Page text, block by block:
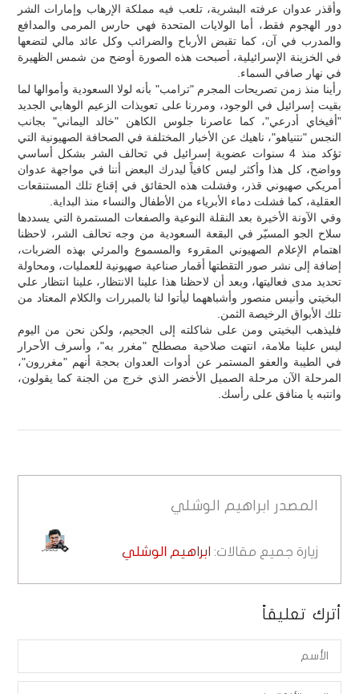
وأقذر عدوان عرفته البشرية، تلعب فيه مملكة الإرهاب وإمارات الشر
دور الهجوم فقط، أما الولايات المتحدة فهي حارس المرمى والمدافع
والمدرب في آن، كما تقبض الأرباح والضرائب وكل عائد مالي لتضعها
في الخزينة الإسرائيلية، أصبحت هذه الصورة أوضح من شمس الظهيرة
في نهار صافي السماء.
رأينا منذ زمن تصريحات المجرم "ترامب" بأنه لولا السعودية وأموالها لما
بقيت إسرائيل في الوجود، ومررنا على تعويذات الزعيم الوهابي الجديد
"أفيخاي أدرعي"، كما عاصرنا جلوس الكاهن "خالد اليماني" بجانب
النجس "نتنياهو"، ناهيك عن الأخبار المختلفة في الصحافة الصهيونية التي
تؤكد منذ 4 سنوات عضوية إسرائيل في تحالف الشر بشكل أساسي
وواضح، كل هذا وأكثر ليس كافياً ليدرك البعض أننا في مواجهة عدوان
أمريكي صهيوني قذر، وفشلت هذه الحقائق في إقناع تلك المستنقعات
العقلية، كما فشلت دماء الأبرياء من الأطفال والنساء منذ البداية.
وفي الآونة الأخيرة بعد النقلة النوعية والصفعات المستمرة التي يسددها
سلاح الجو المسيّر في البقعة السعودية من وجه تحالف الشر، لاحظنا
اهتمام الإعلام الصهيوني المقروء والمسموع والمرئي بهذه الضربات،
إضافة إلى نشر صور التقطتها أقمار صناعية صهيونية للعمليات، ومحاولة
تحديد مدى فعاليتها، وبعد أن لاحظنا هذا علينا الانتظار، علينا انتظار علي
البخيتي وأنيس منصور وأشباههما ليأتوا لنا بالمبررات والكلام المعتاد من
تلك الأبواق الرخيصة الثمن.
فليذهب البخيتي ومن على شاكلته إلى الجحيم، ولكن نحن من اليوم
ليس علينا ملامة، انتهت صلاحية مصطلح "مغرر به"، وأسرف الأحرار
في الطيبة والعفو المستمر عن أدوات العدوان بحجة أنهم "مغررون"،
المرحلة الآن مرحلة الصميل الأخضر الذي خرج من الجنة كما يقولون،
وانتبه يا منافق على رأسك.
المصدر ابراهيم الوشلي
زيارة جميع مقالات: ابراهيم الوشلي
أترك تعليقاً